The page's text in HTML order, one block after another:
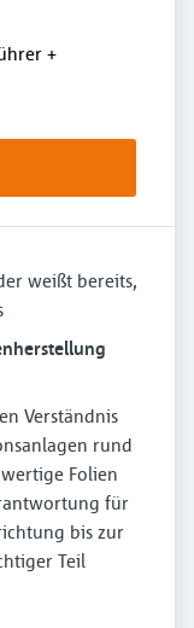
+
weißt bereits,
Verständnis
rund
Folien
für
bis zur
Teil